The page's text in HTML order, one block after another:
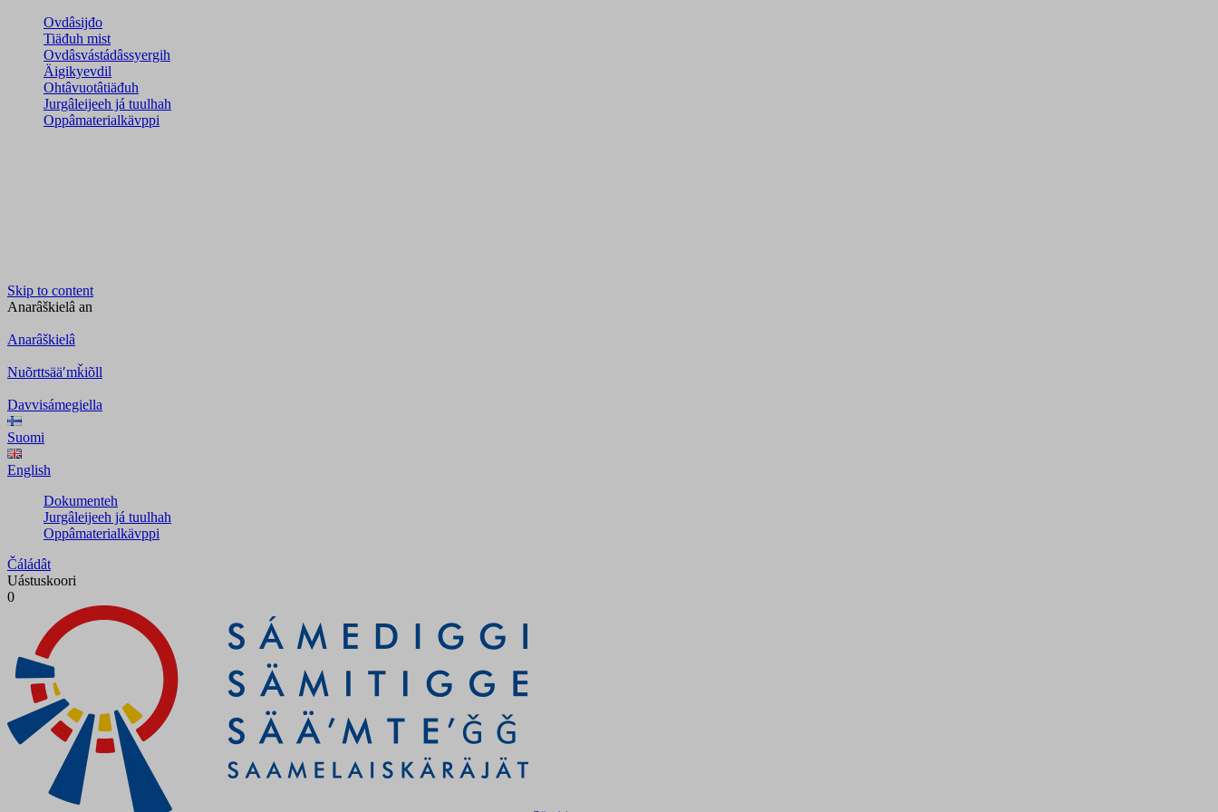
Ovdâsijđo
Tiäđuh mist
Ovdâsvástádâssyergih
Äigikyevdil
Ohtâvuotâtiäđuh
Jurgâleijeeh já tuulhah
Oppâmaterialkävppi
Skip to content
Anarâškielâ an
Anarâškielâ
Nuõrttsääʹmǩiõll
Davvisámegiella
Suomi
English
Dokumenteh
Jurgâleijeeh já tuulhah
Oppâmaterialkävppi
Čáládât
Uástuskoori
0